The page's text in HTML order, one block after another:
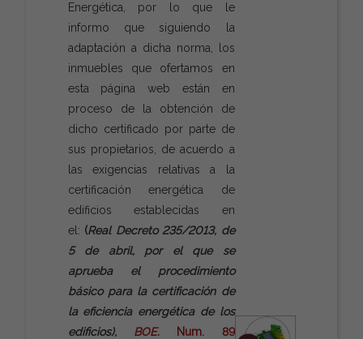
Energética, por lo que le
informo que siguiendo la
adaptación a dicha norma, los
inmuebles que ofertamos en
esta página web están en
proceso de la obtención de
dicho certificado por parte de
sus propietarios, de acuerdo a
las exigencias relativas a la
certificación energética de
edificios establecidas en
el: (Real Decreto 235/2013, de
5 de abril, por el que se
aprueba el procedimiento
básico para la certificación de
la eficiencia energética de los
edificios), BOE.Num. 89